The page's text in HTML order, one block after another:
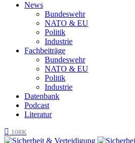
News
Bundeswehr
NATO & EU
Politik
Industrie
Fachbeiträge
Bundeswehr
NATO & EU
Politik
Industrie
Datenbank
Podcast
Literatur
108K